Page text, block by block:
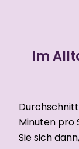
Im
Minuten pro
Sie sich